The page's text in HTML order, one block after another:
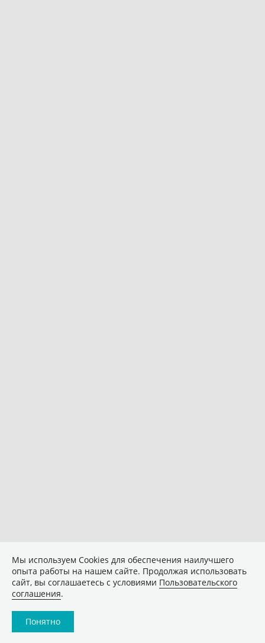
Мы используем Сookies для обеспечения наилучшего
опыта работы на нашем сайте. Продолжая использовать
сайт, вы соглашаетесь с условиями Пользовательского
соглашения.
Понятно